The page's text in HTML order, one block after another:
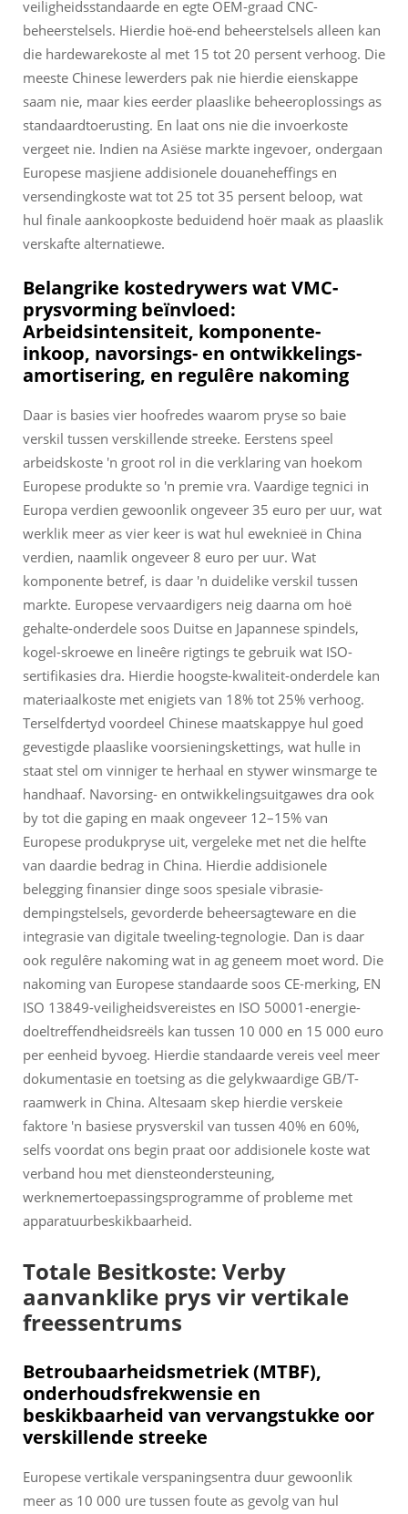
veiligheidsstandaarde en egte OEM-graad CNC-
beheerstelsels. Hierdie hoë-end beheerstelsels alleen kan
die hardewarekoste al met 15 tot 20 persent verhoog. Die
meeste Chinese lewerders pak nie hierdie eienskappe
saam nie, maar kies eerder plaaslike beheeroplossings as
standaardtoerusting. En laat ons nie die invoerkoste
vergeet nie. Indien na Asiëse markte ingevoer, ondergaan
Europese masjiene addisionele douaneheffings en
versendingkoste wat tot 25 tot 35 persent beloop, wat
hul finale aankoopkoste beduidend hoër maak as plaaslik
verskafte alternatiewe.
Belangrike kostedrywers wat VMC-
prysvorming beïnvloed:
Arbeidsintensiteit, komponente-
inkoop, navorsings- en ontwikkelings-
amortisering, en regulêre nakoming
Daar is basies vier hoofredes waarom pryse so baie
verskil tussen verskillende streeke. Eerstens speel
arbeidskoste 'n groot rol in die verklaring van hoekom
Europese produkte so 'n premie vra. Vaardige tegnici in
Europa verdien gewoonlik ongeveer 35 euro per uur, wat
werklik meer as vier keer is wat hul eweknieë in China
verdien, naamlik ongeveer 8 euro per uur. Wat
komponente betref, is daar 'n duidelike verskil tussen
markte. Europese vervaardigers neig daarna om hoë
gehalte-onderdele soos Duitse en Japannese spindels,
kogel-skroewe en lineêre rigtings te gebruik wat ISO-
sertifikasies dra. Hierdie hoogste-kwaliteit-onderdele kan
materiaalkoste met enigiets van 18% tot 25% verhoog.
Terselfdertyd voordeel Chinese maatskappye hul goed
gevestigde plaaslike voorsieningskettings, wat hulle in
staat stel om vinniger te herhaal en stywer winsmarge te
handhaaf. Navorsing- en ontwikkelingsuitgawes dra ook
by tot die gaping en maak ongeveer 12–15% van
Europese produkpryse uit, vergeleke met net die helfte
van daardie bedrag in China. Hierdie addisionele
belegging finansier dinge soos spesiale vibrasie-
dempingstelsels, gevorderde beheersagteware en die
integrasie van digitale tweeling-tegnologie. Dan is daar
ook regulêre nakoming wat in ag geneem moet word. Die
nakoming van Europese standaarde soos CE-merking, EN
ISO 13849-veiligheidsvereistes en ISO 50001-energie-
doeltreffendheidsreëls kan tussen 10 000 en 15 000 euro
per eenheid byvoeg. Hierdie standaarde vereis veel meer
dokumentasie en toetsing as die gelykwaardige GB/T-
raamwerk in China. Altesaam skep hierdie verskeie
faktore 'n basiese prysverskil van tussen 40% en 60%,
selfs voordat ons begin praat oor addisionele koste wat
verband hou met diensteondersteuning,
werknemertoepassingsprogramme of probleme met
apparatuurbeskikbaarheid.
Totale Besitkoste: Verby
aanvanklike prys vir vertikale
freessentrums
Betroubaarheidsmetriek (MTBF),
onderhoudsfrekwensie en
beskikbaarheid van vervangstukke oor
verskillende streeke
Europese vertikale verspaningsentra duur gewoonlik
meer as 10 000 ure tussen foute as gevolg van hul